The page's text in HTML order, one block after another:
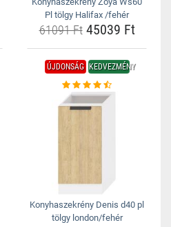
Pl tölgy Halifax /fehér
61091 Ft45039 Ft
ÚJDONSÁG KEDVEZMÉNY
Konyhaszekrény Denis d40 pl
tölgy london/fehér